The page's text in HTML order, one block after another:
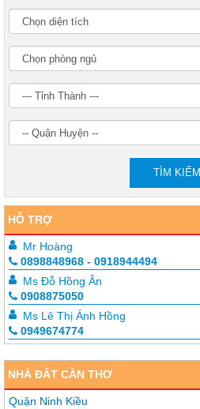
TÌM KIẾM
HỖ TRỢ
Mr Hoàng
0898848968 - 0918944494
Ms Đỗ Hồng Ân
0908875050
Ms Lê Thị Ánh Hồng
0949674774
NHÀ ĐẤT CẦN THƠ
Quận Ninh Kiều